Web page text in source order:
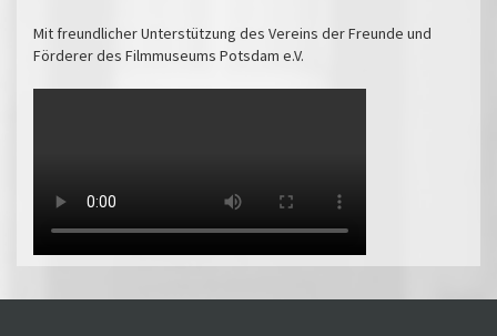
Mit freundlicher Unterstützung des Vereins der Freunde und
Förderer des Filmmuseums Potsdam e.V.